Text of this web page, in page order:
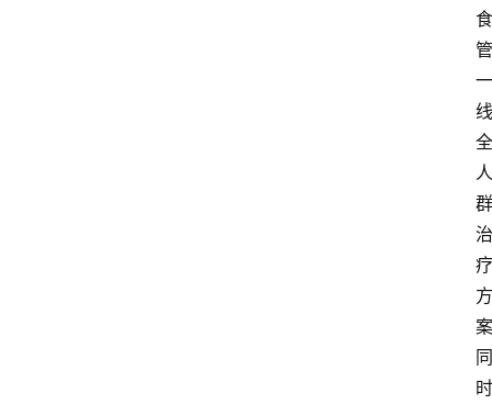
食
管
一
线
全
人
群
治
疗
方
案
同
时